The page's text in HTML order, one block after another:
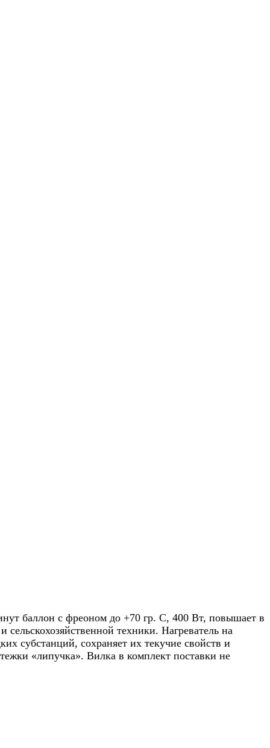
баллон с фреоном до +70 гр. С, 400 Bт, повышает в
техники. Нагреватель на
субстанций, сохраняет их текучие свойств и
«липучка». Вилка в комплект поставки не